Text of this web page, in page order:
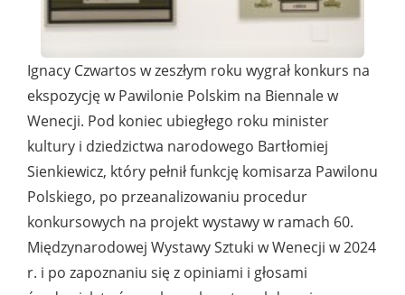
Ignacy Czwartos w zeszłym roku wygrał konkurs na
ekspozycję w Pawilonie Polskim na Biennale w
Wenecji. Pod koniec ubiegłego roku minister
kultury i dziedzictwa narodowego Bartłomiej
Sienkiewicz, który pełnił funkcję komisarza Pawilonu
Polskiego, po przeanalizowaniu procedur
konkursowych na projekt wystawy w ramach 60.
Międzynarodowej Wystawy Sztuki w Wenecji w 2024
r. i po zapoznaniu się z opiniami i głosami